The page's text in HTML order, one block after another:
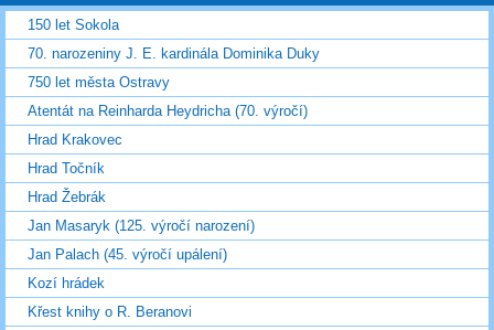
150 let Sokola
70. narozeniny J. E. kardinála Dominika Duky
750 let města Ostravy
Atentát na Reinharda Heydricha (70. výročí)
Hrad Krakovec
Hrad Točník
Hrad Žebrák
Jan Masaryk (125. výročí narození)
Jan Palach (45. výročí upálení)
Kozí hrádek
Křest knihy o R. Beranovi